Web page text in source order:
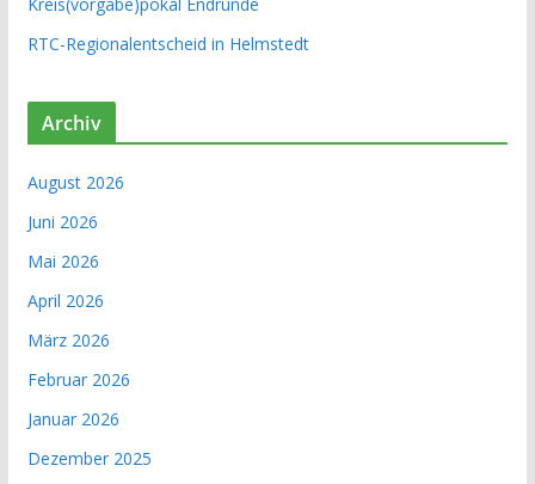
Kreis(vorgabe)pokal Endrunde
RTC-Regionalentscheid in Helmstedt
Archiv
August 2026
Juni 2026
Mai 2026
April 2026
März 2026
Februar 2026
Januar 2026
Dezember 2025